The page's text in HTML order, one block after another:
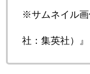
※サムネイル画
社：集英社）』